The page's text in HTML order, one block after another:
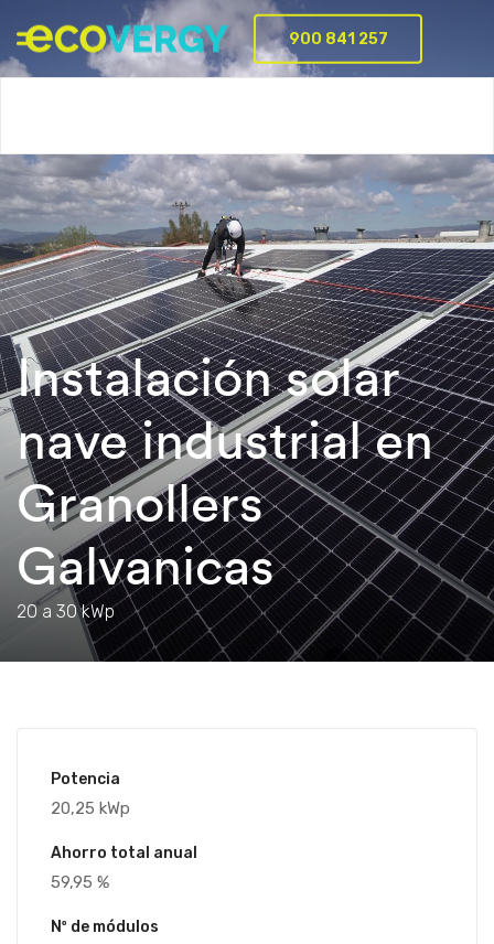
900 841 257
Instalación solar
nave industrial en
Granollers
Galvanicas
20 a 30 kWp
Potencia
20,25 kWp
Ahorro total anual
59,95 %
Nº de módulos